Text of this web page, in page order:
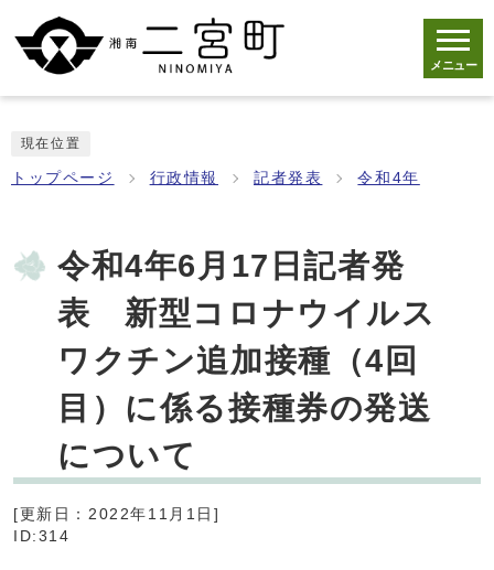
メニュー
現在位置
トップページ 行政情報 記者発表 令和4年
令和4年6月17日記者発
表 新型コロナウイルス
ワクチン追加接種（4回
目）に係る接種券の発送
について
[更新日：2022年11月1日]
ID:314